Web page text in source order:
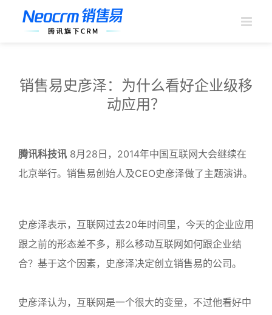
销售易史彦泽：为什么看好企业级移
动应用？
腾讯科技讯 8月28日，2014年中国互联网大会继续在
北京举行。销售易创始人及CEO史彦泽做了主题演讲。
史彦泽表示，互联网过去20年时间里，今天的企业应用
跟之前的形态差不多，那么移动互联网如何跟企业结
合？基于这个因素，史彦泽决定创立销售易的公司。
史彦泽认为，互联网是一个很大的变量，不过他看好中